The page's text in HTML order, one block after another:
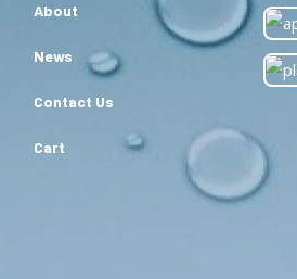
About
News
Contact Us
Cart